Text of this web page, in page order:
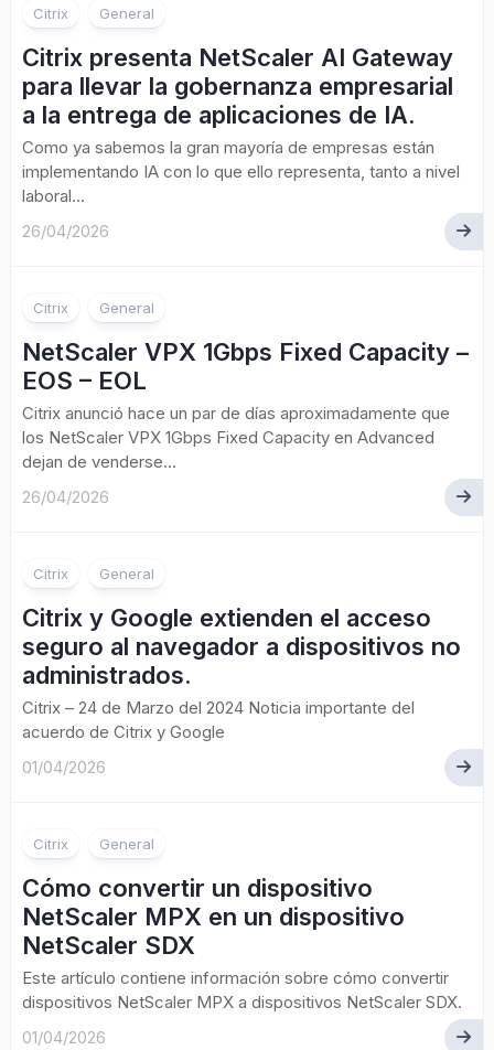
Citrix General
Citrix presenta NetScaler AI Gateway
para llevar la gobernanza empresarial
a la entrega de aplicaciones de IA.
Como ya sabemos la gran mayoría de empresas están
implementando IA con lo que ello representa, tanto a nivel
laboral...
26/04/2026
Citrix General
NetScaler VPX 1Gbps Fixed Capacity –
EOS – EOL
Citrix anunció hace un par de días aproximadamente que
los NetScaler VPX 1Gbps Fixed Capacity en Advanced
dejan de venderse...
26/04/2026
Citrix General
Citrix y Google extienden el acceso
seguro al navegador a dispositivos no
administrados.
Citrix – 24 de Marzo del 2024 Noticia importante del
acuerdo de Citrix y Google
01/04/2026
Citrix General
Cómo convertir un dispositivo
NetScaler MPX en un dispositivo
NetScaler SDX
Este artículo contiene información sobre cómo convertir
dispositivos NetScaler MPX a dispositivos NetScaler SDX.
01/04/2026